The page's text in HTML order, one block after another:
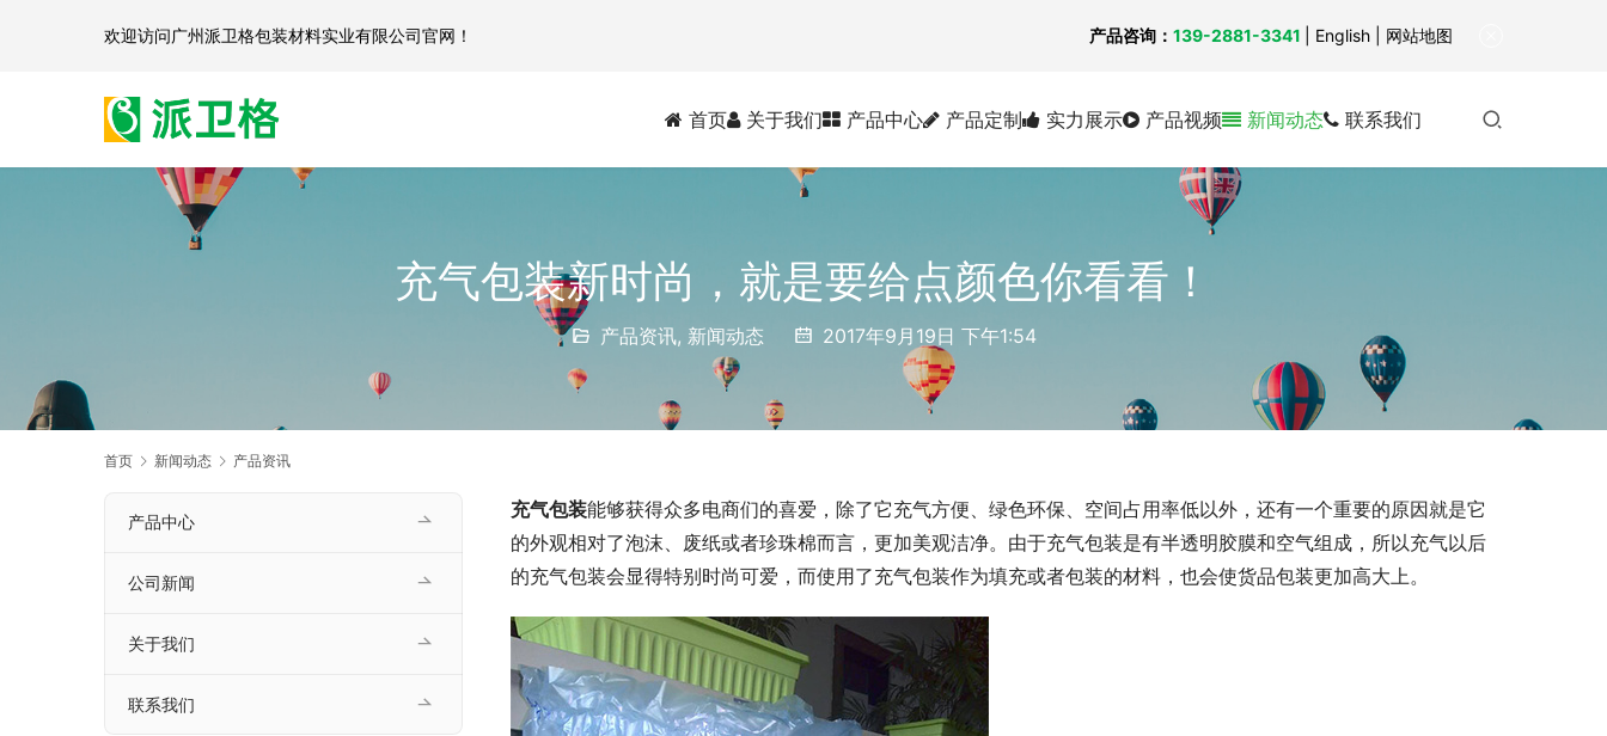
首页 关于我们 产品中心 产品定制 实力展示 产品视频 新闻动态 联系我们
充气包装新时尚，就是要给点颜色你看看！
产品资讯, 新闻动态 2017年9月19日 下午1:54
首页 新闻动态 产品资讯
充气包装能够获得众多电商们的喜爱，除了它充气方便、绿色环保、空间占用率低以外，还有一个重要的原因就是它
的外观相对了泡沫、废纸或者珍珠棉而言，更加美观洁净。由于充气包装是有半透明胶膜和空气组成，所以充气以后
的充气包装会显得特别时尚可爱，而使用了充气包装作为填充或者包装的材料，也会使货品包装更加高大上。
产品中心
公司新闻
关于我们
联系我们
欢迎访问广州派卫格包装材料实业有限公司官网 ！ 产品咨询： 139-2881-3341 English | 网站地图